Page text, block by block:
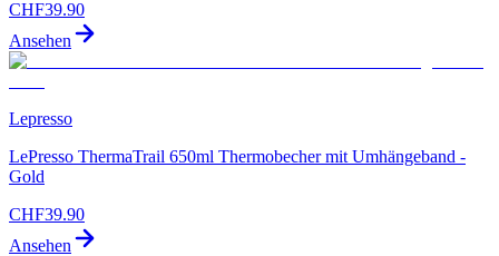
CHF39.90
Ansehen
Lepresso
LePresso ThermaTrail 650ml Thermobecher mit Umhängeband -
Gold
CHF39.90
Ansehen